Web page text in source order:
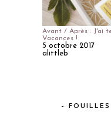
Avant / Après : J'ai
Vacances !
5 octobre 2017
alittleb
–